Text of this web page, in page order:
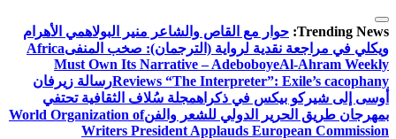
التجاوز
إلى
المحتوى
Trending News: حوار مع القاص والشاعر منير البولاهمي الأهرام
ويكلي في مراجعة نقدية لرواية (الترجمان): صخب المنفىAfrica
Must Own Its Narrative – AdeboboyeAl-Ahram Weekly
Reviews “The Interpreter”: Exile’s cacophanyرسالة زيرفان
أوسى إلى شيركو بيكس في ذكراهمجلة سُلاف الثقافية تحتفي
بمهرجان طريق الحرير الدولي للشعر والفنWorld Organization of
Writers President Applauds European Commission